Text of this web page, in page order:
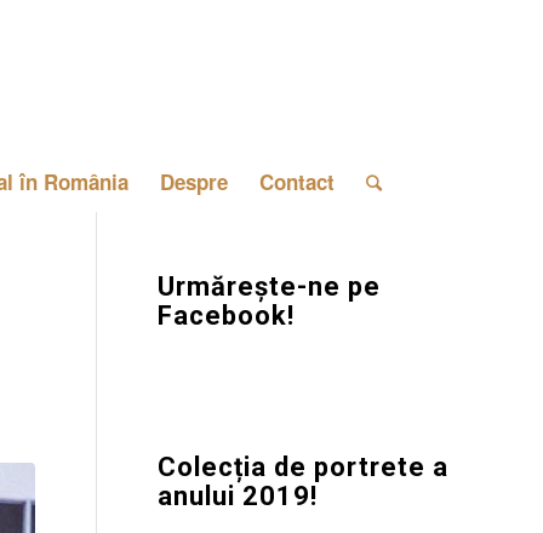
în România Despre Contact
Urmărește-ne pe
Facebook!
Colecția de portrete a
anului 2019!